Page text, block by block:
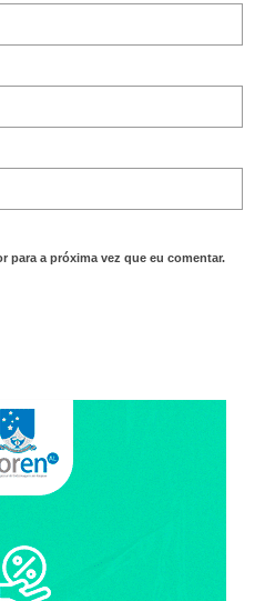
registro
para a próxima vez que eu comentar.